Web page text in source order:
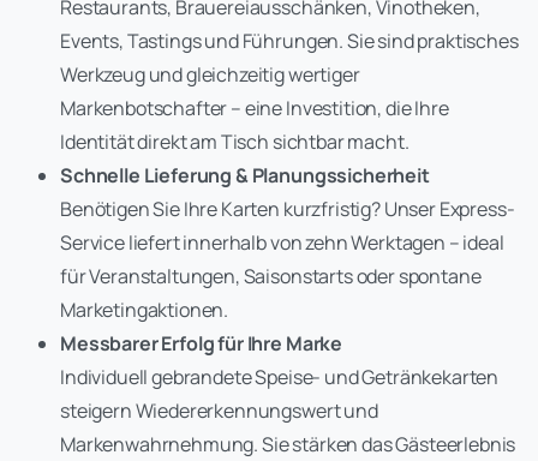
Restaurants, Brauereiausschänken, Vinotheken,
Events, Tastings und Führungen. Sie sind praktisches
Werkzeug und gleichzeitig wertiger
Markenbotschafter – eine Investition, die Ihre
Identität direkt am Tisch sichtbar macht.
Schnelle Lieferung & Planungssicherheit
Benötigen Sie Ihre Karten kurzfristig? Unser Express-
Service liefert innerhalb von zehn Werktagen – ideal
für Veranstaltungen, Saisonstarts oder spontane
Marketingaktionen.
Messbarer Erfolg für Ihre Marke
Individuell gebrandete Speise- und Getränkekarten
steigern Wiedererkennungswert und
Markenwahrnehmung. Sie stärken das Gästeerlebnis